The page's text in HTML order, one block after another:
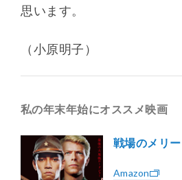
思います。
（小原明子）
私の年末年始にオススメ映画
戦場のメリ
Amazon